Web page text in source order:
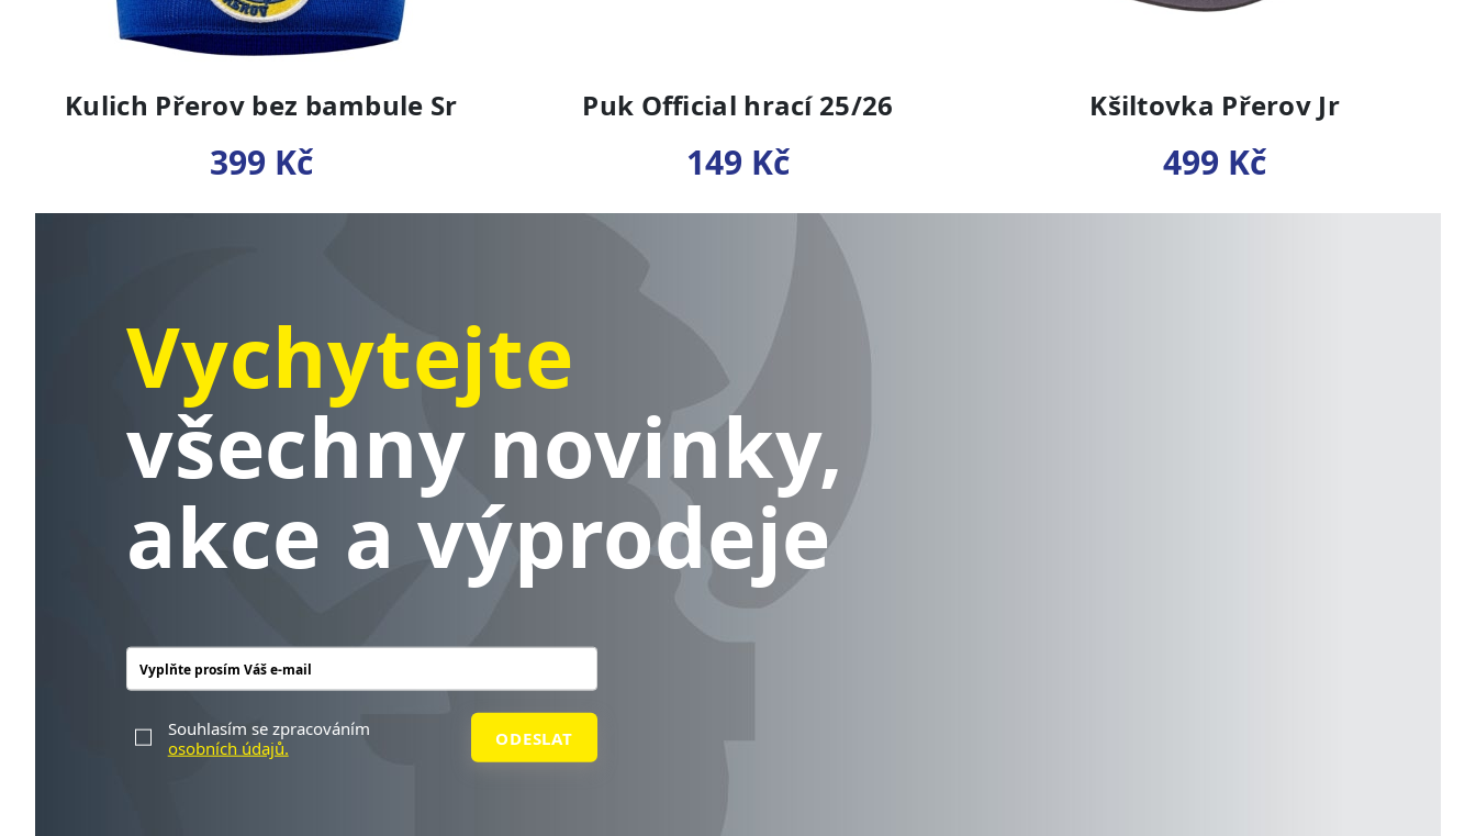
Kulich Přerov bez bambule Sr
399 Kč
Puk Official hrací 25/26
149 Kč
Kšiltovka Přerov Jr
499 Kč
Vychytejte
všechny novinky,
akce a výprodeje
Souhlasím se zpracováním
osobních údajů.
ODESLAT